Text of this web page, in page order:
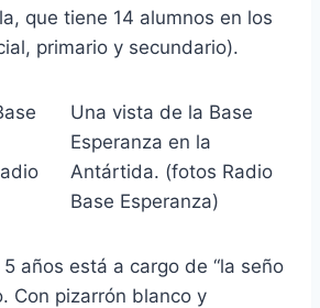
que tiene 14 alumnos en los
primario y secundario).
Una vista de la Base
Esperanza en la
Antártida. (fotos Radio
Base Esperanza)
años está a cargo de “la seño
Con pizarrón blanco y